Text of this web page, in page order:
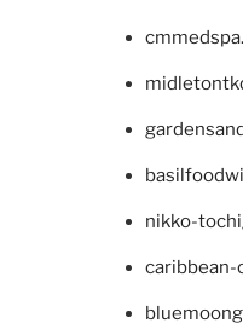
nikko-
caribbean-